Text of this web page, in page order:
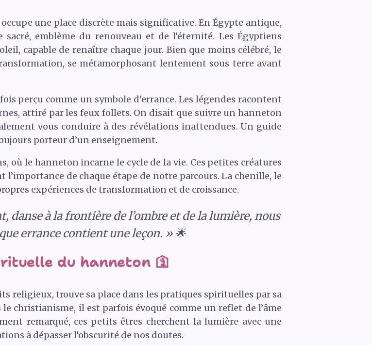
une place discrète mais significative. En Égypte antique,
emblème du renouveau et de l’éternité. Les Égyptiens
capable de renaître chaque jour. Bien que moins célébré, le
se métamorphosant lentement sous terre avant
perçu comme un symbole d’errance. Les légendes racontent
attiré par les feux follets. On disait que suivre un hanneton
vous conduire à des révélations inattendues. Un guide
porteur d’un enseignement.
où le hanneton incarne le cycle de la vie. Ces petites créatures
l’importance de chaque étape de notre parcours. La chenille, le
expériences de transformation et de croissance.
danse à la frontière de l’ombre et de la lumière, nous
errance contient une leçon. » 🌟
du hanneton 🛐
religieux, trouve sa place dans les pratiques spirituelles par sa
christianisme, il est parfois évoqué comme un reflet de l’âme
remarqué, ces petits êtres cherchent la lumière avec une
à dépasser l’obscurité de nos doutes.